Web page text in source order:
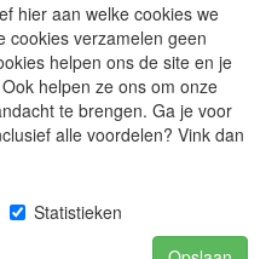
hier aan welke cookies we
cookies verzamelen geen
helpen ons de site en je
helpen ze ons om onze
te brengen. Ga je voor
alle voordelen? Vink dan
Statistieken